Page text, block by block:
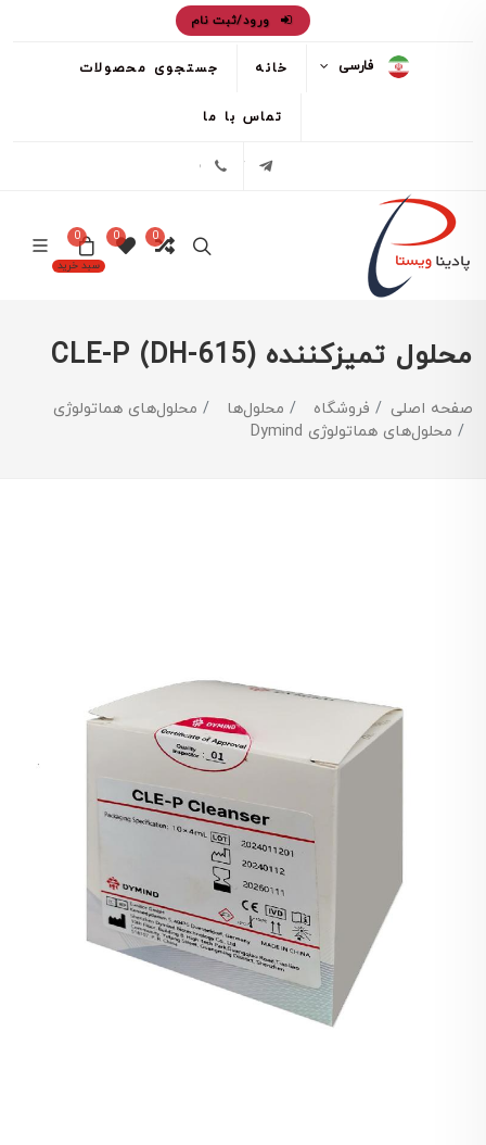
ورود/ثبت نام
فارسی خانه جستجوی محصولات
تماس با ما
تلگرام
0
0
سبد خرید
0
محلول تمیزکننده CLE-P (DH-615)
صفحه اصلی فروشگاه محلول‌ها
محلول‌های هماتولوژی
محلول‌های هماتولوژی Dymind